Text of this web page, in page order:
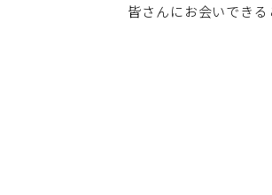
皆さんにお会いでき